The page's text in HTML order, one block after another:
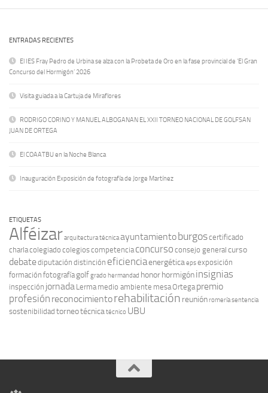
ENTRADAS RECIENTES
El IES Fray Pedro de Urbina se alza con la Probeta de Oro en la fase provincial de ‘El Gran
Concurso del Hormigón’ 2026
Visita guiada a la Cartuja de Miraflores
RODRIGO CORINO Y MANUEL ALBOGANAN EL XXII TORNEO NACIONAL DE GOLFSAN
JUAN DE ORTEGA
El COAATBU en la Noche Blanca
Inauguración Exposición de fotografía de Jorge Martínez
ETIQUETAS
Alféizararquitectura técnicaayuntamientoburgoscertificado
charlacolegiado colegioscompetencia concurso consejo general curso
debatediputación distinción eficienciaenergéticaepsexposición
formación fotografía golfgrado hermandad honorhormigóninsignias
inspección jornada Lerma medio ambiente mesaOrtega premio
profesión reconocimientorehabilitación reuniónromeríasentencia
sostenibilidad torneotécnicatécnico UBU